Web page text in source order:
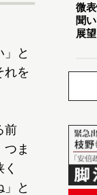
と
れを
前
ま
と
微
聞
展望